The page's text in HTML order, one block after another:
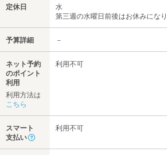
定休日
水
第三週の水曜日前後はお休みになり
予算詳細 －
ネット予約
のポイント
利用
利用方法は
こちら
利用不可
スマート
支払い
利用不可